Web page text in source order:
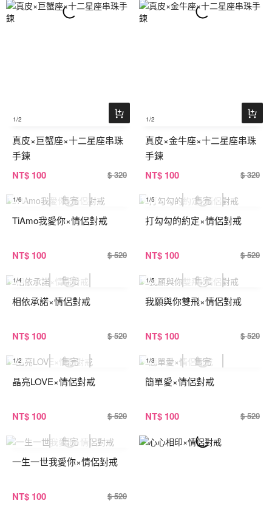
1/2
真皮×巨蟹座×十二星座串珠
手鍊
NT$ 100 $ 320
1/2
真皮×金牛座×十二星座串珠
手鍊
NT$ 100 $ 320
1/6
TiAmo我愛你×情侶對戒
NT$ 100 $ 520
1/5
打勾勾的約定×情侶對戒
NT$ 100 $ 520
1/4
相依承諾×情侶對戒
NT$ 100 $ 520
1/5
我願與你雙飛×情侶對戒
NT$ 100 $ 520
1/2
晶亮LOVE×情侶對戒
NT$ 100 $ 520
1/3
簡單愛×情侶對戒
NT$ 100 $ 520
一生一世我愛你×情侶對戒
NT$ 100 $ 520